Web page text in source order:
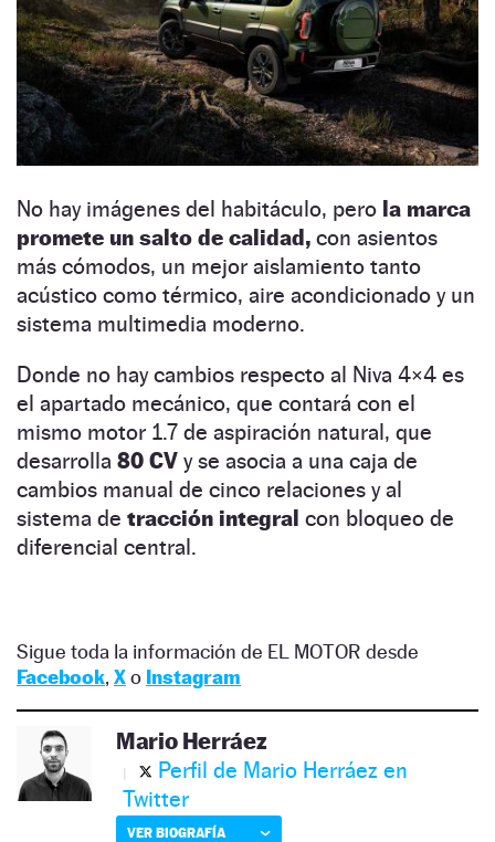
No hay imágenes del habitáculo, pero la marca
promete un salto de calidad, con asientos
más cómodos, un mejor aislamiento tanto
acústico como térmico, aire acondicionado y un
sistema multimedia moderno.
Donde no hay cambios respecto al Niva 4×4 es
el apartado mecánico, que contará con el
mismo motor 1.7 de aspiración natural, que
desarrolla 80 CV y se asocia a una caja de
cambios manual de cinco relaciones y al
sistema de tracción integral con bloqueo de
diferencial central.
Sigue toda la información de EL MOTOR desde
Facebook, Xo Instagram
Mario Herráez
Perfil de Mario Herráez en
Twitter
VER BIOGRAFÍA